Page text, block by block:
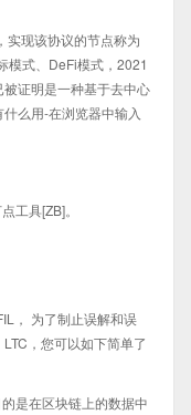
现该协议的节点称为
模式、DeFi模式，2021
证明是一种基于去中心
么用-在浏览器中输入
工具[ZB]。
， 为了制止误解和误
，您可以如下简单了
是在区块链上的数据中